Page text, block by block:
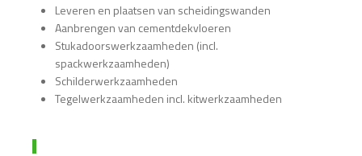
Leveren en plaatsen van scheidingswanden
Aanbrengen van cementdekvloeren
Stukadoorswerkzaamheden (incl.
spackwerkzaamheden)
Schilderwerkzaamheden
Tegelwerkzaamheden incl. kitwerkzaamheden